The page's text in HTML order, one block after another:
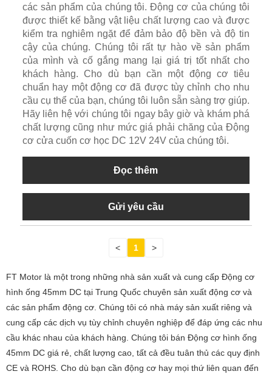
các sản phẩm của chúng tôi. Động cơ của chúng tôi
được thiết kế bằng vật liệu chất lượng cao và được
kiểm tra nghiêm ngặt để đảm bảo độ bền và độ tin
cậy của chúng. Chúng tôi rất tự hào về sản phẩm
của mình và cố gắng mang lại giá trị tốt nhất cho
khách hàng. Cho dù bạn cần một động cơ tiêu
chuẩn hay một động cơ đã được tùy chỉnh cho nhu
cầu cụ thể của bạn, chúng tôi luôn sẵn sàng trợ giúp.
Hãy liên hệ với chúng tôi ngay bây giờ và khám phá
chất lượng cũng như mức giá phải chăng của Động
cơ cửa cuốn cơ học DC 12V 24V của chúng tôi.
Đọc thêm
Gửi yêu cầu
< 1 >
FT Motor là một trong những nhà sản xuất và cung cấp Động cơ
hình ống 45mm DC tại Trung Quốc chuyên sản xuất động cơ và
các sản phẩm động cơ. Chúng tôi có nhà máy sản xuất riêng và
cung cấp các dịch vụ tùy chỉnh chuyên nghiệp để đáp ứng các nhu
cầu khác nhau của khách hàng. Chúng tôi bán Động cơ hình ống
45mm DC giá rẻ, chất lượng cao, tất cả đều tuân thủ các quy định
CE và ROHS. Cho dù bạn cần động cơ hay mọi thứ liên quan đến